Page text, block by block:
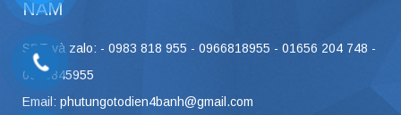
NAM
SĐT và zalo: - 0983 818 955 - 0966818955 - 01656 204 748 -
0946845955
Email: phutungotodien4banh@gmail.com